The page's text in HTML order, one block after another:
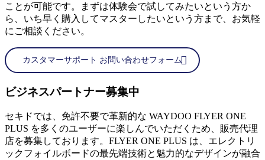
ことが可能です。まずは体験会で試してみたいという方か
ら、いち早く購入してマスターしたいという方まで、お気軽
にご相談ください。
カスタマーサポート お問い合わせフォーム
ビジネスパートナー募集中
セキドでは、免許不要で革新的な WAYDOO FLYER ONE
PLUS を多くのユーザーに楽しんでいただくため、販売代理
店を募集しております。FLYER ONE PLUS は、エレクトリ
ックフォイルボードの最先端技術と魅力的なデザインが融合